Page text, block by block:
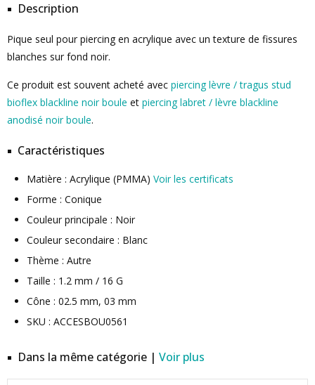
Description
Pique seul pour piercing en acrylique avec un texture de fissures
blanches sur fond noir.
Ce produit est souvent acheté avec piercing lèvre / tragus stud
bioflex blackline noir boule et piercing labret / lèvre blackline
anodisé noir boule.
Caractéristiques
Matière : Acrylique (PMMA) Voir les certificats
Forme : Conique
Couleur principale : Noir
Couleur secondaire : Blanc
Thème : Autre
Taille : 1.2 mm / 16 G
Cône : 02.5 mm, 03 mm
SKU : ACCESBOU0561
Dans la même catégorie | Voir plus